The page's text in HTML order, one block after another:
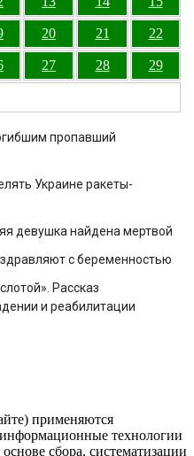
20 21 22
27 28 29
пропавший
Украине ракеты-
девушка найдена мертвой
с беременностью
Рассказ
и реабилитации
применяются
технологии
сбора, систематизации